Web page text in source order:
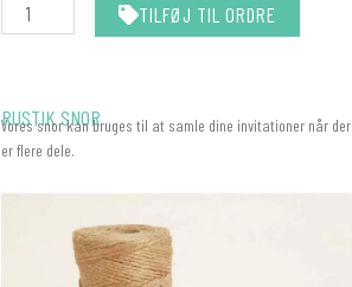
TILFØJ TIL ORDRE
RUSTIK SNOR
Vores snor kan bruges til at samle dine invitationer når der
er flere dele.